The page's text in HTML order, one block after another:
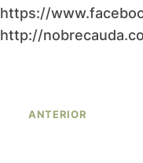
https://
http://
ANTERIOR